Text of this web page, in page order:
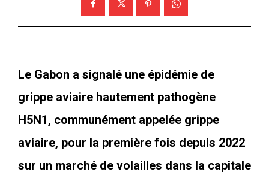
Le Gabon a signalé une épidémie de
grippe aviaire hautement pathogène
H5N1, communément appelée grippe
aviaire, pour la première fois depuis 2022
sur un marché de volailles dans la capitale